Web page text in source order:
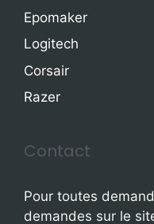
Epomaker
Logitech
Corsair
Razer
Contact
Pour toutes
demandes sur le